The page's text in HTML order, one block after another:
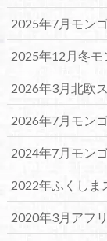
2025年7月モン
2025年12月冬
2026年3月北欧
2026年7月モン
2024年7月モン
2022年ふくしま
2020年3月アフ